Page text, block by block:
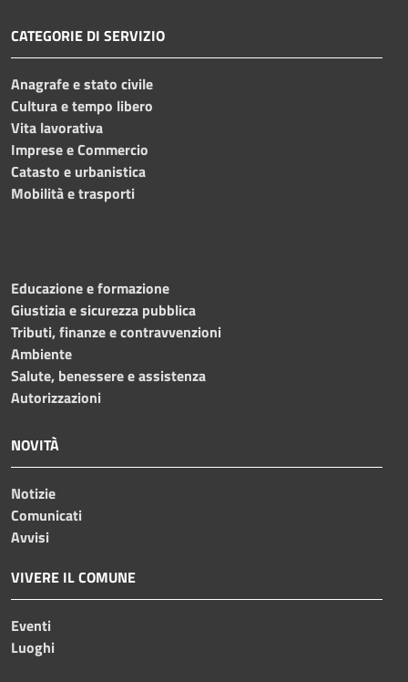
CATEGORIE DI SERVIZIO
Anagrafe e stato civile
Cultura e tempo libero
Vita lavorativa
Imprese e Commercio
Catasto e urbanistica
Mobilità e trasporti
Educazione e formazione
Giustizia e sicurezza pubblica
Tributi, finanze e contravvenzioni
Ambiente
Salute, benessere e assistenza
Autorizzazioni
NOVITÀ
Notizie
Comunicati
Avvisi
VIVERE IL COMUNE
Eventi
Luoghi